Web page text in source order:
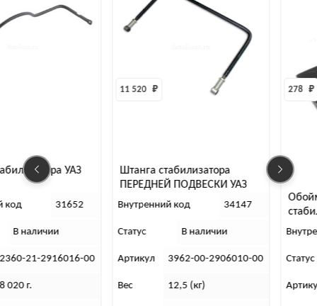
УАЗ
код 31652
В наличии
2360-21-2916016-00
8 020 г.
Штанга стабилизатора
ПЕРЕДНЕЙ ПОДВЕСКИ УАЗ
3962, 452 (Евро-4)
11 520 ₽
Внутренний код 34147
Статус В наличии
Артикул 3962-00-2906010-00
Вес 12,5 (кг)
3160
278 ₽
Статус